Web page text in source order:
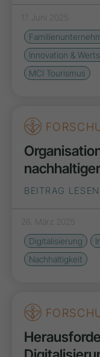
17. Juni 2025
Innovation &
MCI Tourismus
BEITRAG LESEN
26. März 2025
Digitalisierung
Nachhaltigkeit